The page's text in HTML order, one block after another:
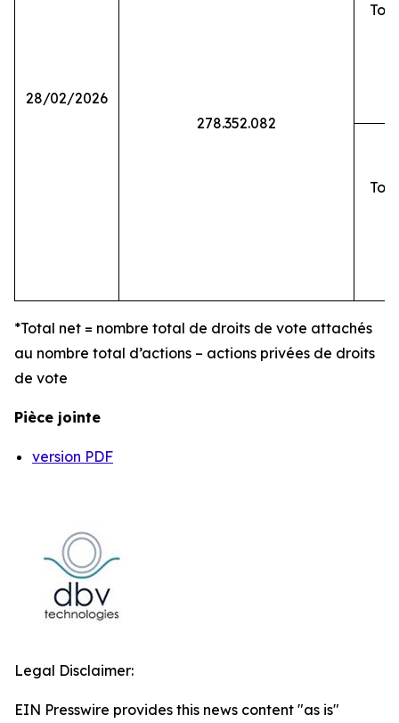
28/02/2026
278.352.082
*Total net = nombre total de droits de vote attachés
au nombre total d’actions – actions privées de droits
de vote
Pièce jointe
version PDF
Legal Disclaimer:
EIN Presswire provides this news content "as is"